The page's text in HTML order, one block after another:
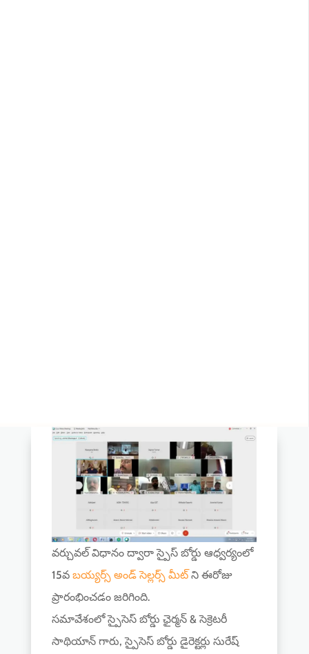
వర్చువల్ విధానం ద్వారా స్పైస్ బోర్డు ఆధ్వర్యంలో
15వ బయ్యర్స్ అండ్ సెల్లర్స్ మీట్ని ఈరోజు
ప్రారంభించడం జరిగింది.
సమావేశంలో స్పైసెస్ బోర్డు ఛైర్మన్ & సెక్రెటరీ
సాథియాన్ గారు, స్పైసెస్ బోర్డు డైరెక్టర్లు సురేష్